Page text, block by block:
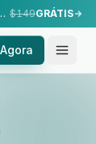
realizada pela nossa equipe. $149GRÁTIS